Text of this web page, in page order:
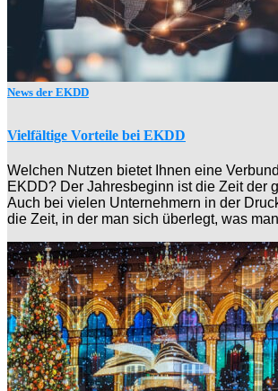
News der EKDD
Vielfältige Vorteile bei EKDD
Welchen Nutzen bietet Ihnen eine
EKDD? Der Jahresbeginn ist die Zeit der
Auch bei vielen Unternehmern in der
die Zeit, in der man sich überlegt, was